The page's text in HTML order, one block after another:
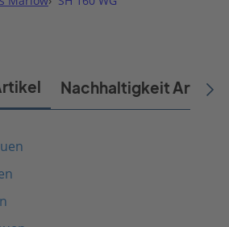
Nachhaltigkeit Artikel